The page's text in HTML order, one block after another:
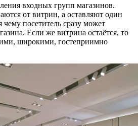
входных групп магазинов.
от витрин, а оставляют один
посетитель сразу может
Если же витрина остаётся, то
широкими, гостеприимно